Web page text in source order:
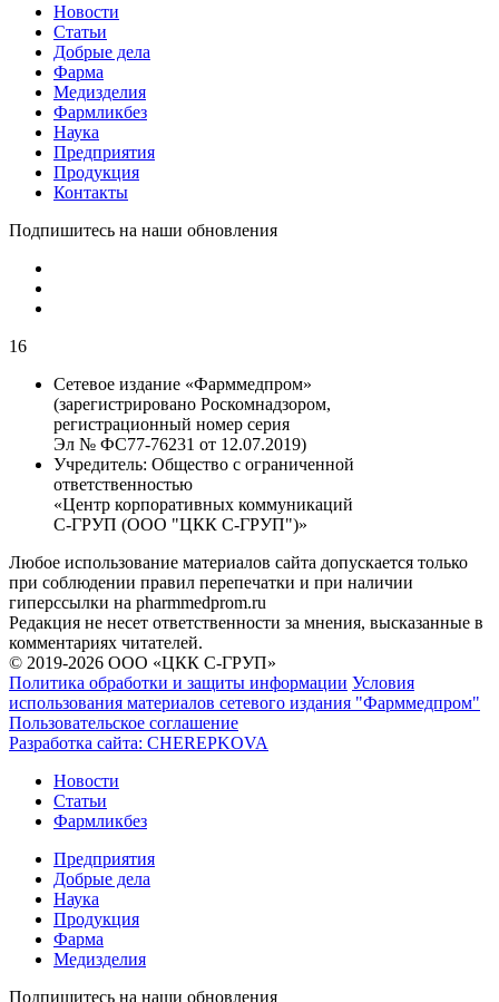
Новости
Статьи
Добрые дела
Фарма
Медизделия
Фармликбез
Наука
Предприятия
Продукция
Контакты
Подпишитесь на наши обновления
16
Сетевое издание «Фарммедпром»
(зарегистрировано Роскомнадзором,
регистрационный номер серия
Эл № ФС77-76231 от 12.07.2019)
Учредитель: Общество с ограниченной
ответственностью
«Центр корпоративных коммуникаций
С-ГРУП (ООО "ЦКК С-ГРУП")»
Любое использование материалов сайта допускается только
при соблюдении правил перепечатки и при наличии
гиперссылки на pharmmedprom.ru
Редакция не несет ответственности за мнения, высказанные в
комментариях читателей.
© 2019-2026 ООО «ЦКК С-ГРУП»
Политика обработки и защиты информации Условия
использования материалов сетевого издания "Фарммедпром"
Пользовательское соглашение
Разработка сайта: CHEREPKOVA
Новости
Статьи
Фармликбез
Предприятия
Добрые дела
Наука
Продукция
Фарма
Медизделия
Подпишитесь на наши обновления